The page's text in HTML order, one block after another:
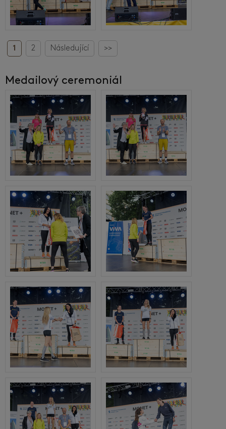
1 2 Následující >>
Medailový ceremoniál